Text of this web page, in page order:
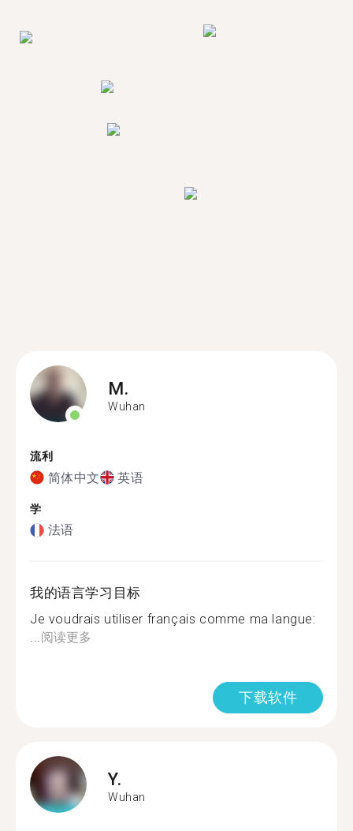
M.
Wuhan
流利
简体中文 英语
学
法语
我的语言学习目标
Je voudrais utiliser français comme ma langue:
...阅读更多
下载软件
Y.
Wuhan